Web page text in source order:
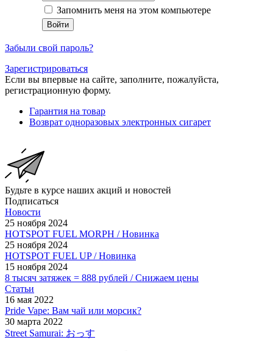
Запомнить меня на этом компьютере
Забыли свой пароль?
Зарегистрироваться
Если вы впервые на сайте, заполните, пожалуйста,
регистрационную форму.
Гарантия на товар
Возврат одноразовых электронных сигарет
Будьте в курсе наших акций и новостей
Подписаться
Новости
25 ноября 2024
HOTSPOT FUEL MORPH / Новинка
25 ноября 2024
HOTSPOT FUEL UP / Новинка
15 ноября 2024
8 тысяч затяжек = 888 рублей / Снижаем цены
Статьи
16 мая 2022
Pride Vape: Вам чай или морсик?
30 марта 2022
Street Samurai: おっす